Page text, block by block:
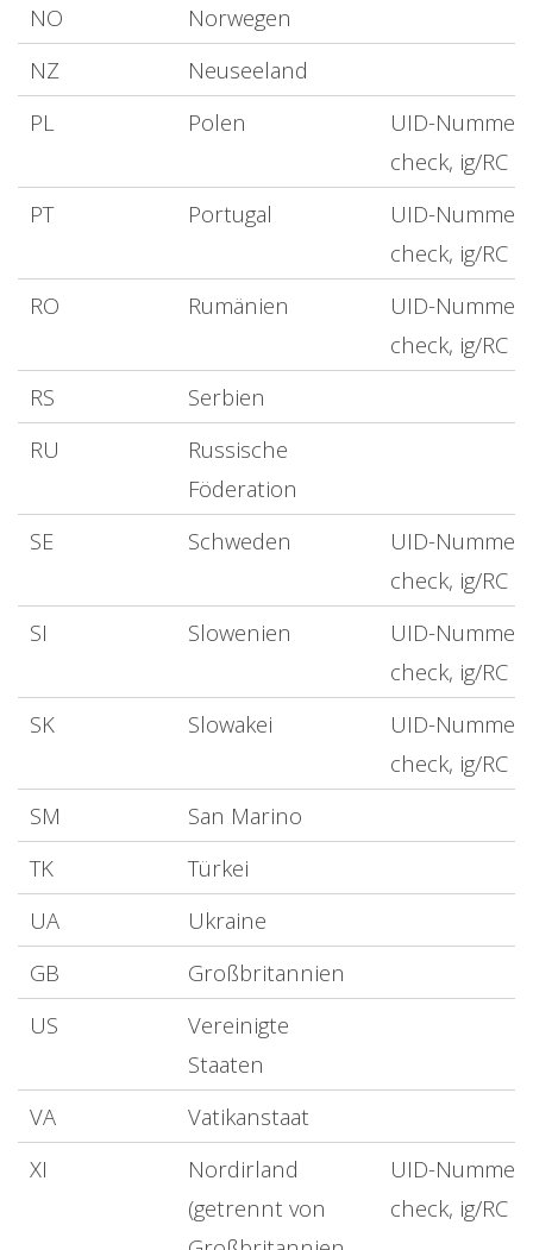
NO
Norwegen
NZ
Neuseeland
PL
Polen
UID-Nummer
check, ig/RC
PT
Portugal
UID-Nummer
check, ig/RC
RO
Rumänien
UID-Nummer
check, ig/RC
RS
Serbien
RU
Russische
Föderation
SE
Schweden
UID-Nummer
check, ig/RC
SI
Slowenien
UID-Nummer
check, ig/RC
SK
Slowakei
UID-Nummer
check, ig/RC
SM
San Marino
TK
Türkei
UA
Ukraine
GB
Großbritannien
US
Vereinigte
Staaten
VA
Vatikanstaat
XI
Nordirland
(getrennt von
UID-Nummer
check, ig/RC